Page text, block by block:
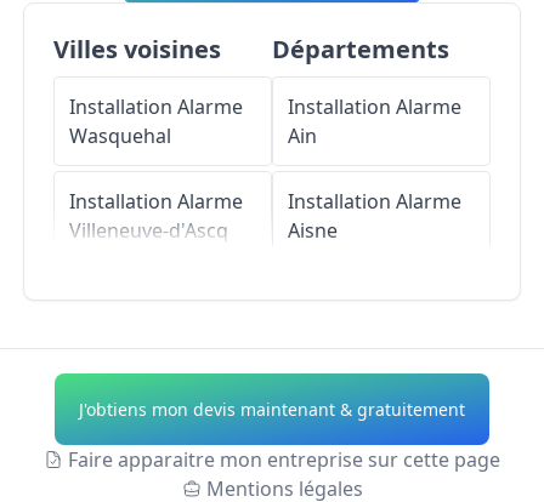
Villes voisines
Installation Alarme
Wasquehal
Installation Alarme
Villeneuve-d'Ascq
Installation Alarme
Mouvaux
Installation Alarme
Départements
Installation Alarme
Ain
Installation Alarme
Aisne
Installation Alarme
Alpes-de-Haute-
Provence
J'obtiens mon devis maintenant & gratuitement
Faire apparaitre mon entreprise sur cette page
Mentions légales